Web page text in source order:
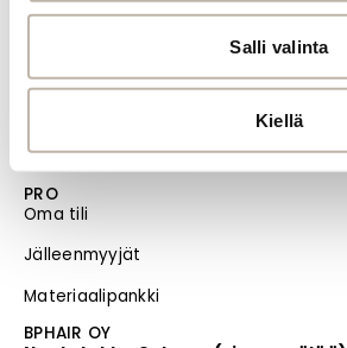
Salli valinta
Kiellä
Usein kysytyt kysymykset
Etusivu
Blogi
PRO
Oma tili
Jälleenmyyjät
Materiaalipankki
BPHAIR OY